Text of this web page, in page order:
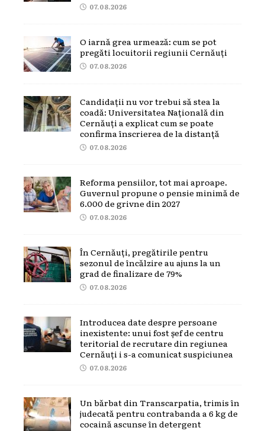
07.08.2026
O iarnă grea urmează: cum se pot
pregăti locuitorii regiunii Cernăuți
07.08.2026
Candidații nu vor trebui să stea la
coadă: Universitatea Națională din
Cernăuți a explicat cum se poate
confirma înscrierea de la distanță
07.08.2026
Reforma pensiilor, tot mai aproape.
Guvernul propune o pensie minimă de
6.000 de grivne din 2027
07.08.2026
În Cernăuți, pregătirile pentru
sezonul de încălzire au ajuns la un
grad de finalizare de 79%
07.08.2026
Introducea date despre persoane
inexistente: unui fost șef de centru
teritorial de recrutare din regiunea
Cernăuți i s-a comunicat suspiciunea
07.08.2026
Un bărbat din Transcarpatia, trimis în
judecată pentru contrabanda a 6 kg de
cocaină ascunse în detergent